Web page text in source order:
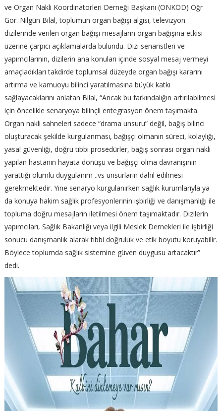
ve Organ Nakli Koordinatörleri Derneği Başkanı (ONKOD) Öğr
Gör. Nilgün Bilal, toplumun organ bağışı algısı, televizyon
dizilerinde verilen organ bağışı mesajların organ bağışına etkisi
üzerine çarpıcı açıklamalarda bulundu. Dizi senaristleri ve
yapımcılarının, dizilerin ana konuları içinde sosyal mesaj vermeyi
amaçladıkları takdirde toplumsal düzeyde organ bağışı kararını
artırma ve kamuoyu bilinci yaratılmasına büyük katkı
sağlayacaklarını anlatan Bilal, “Ancak bu farkındalığın artırılabilmesi
için öncelikle senaryoya bilinçli entegrasyon önem taşımakta.
Organ nakli sahneleri sadece “drama unsuru” değil, bağış bilinci
oluşturacak şekilde kurgulanması, bağışçı olmanın süreci, kolaylığı,
yasal güvenliği, doğru tıbbi prosedürler, bağış sonrası organ nakli
yapılan hastanın hayata dönüşü ve bağışçı olma davranışının
yarattığı olumlu duygulanım ..vs unsurların dahil edilmesi
gerekmektedir. Yine senaryo kurgulanırken sağlık kurumlarıyla ya
da konuya hakim sağlık profesyonlerinin işbirliği ve danışmanlığı ile
topluma doğru mesajların iletilmesi önem taşımaktadır. Dizilerin
yapımcıları, Sağlık Bakanlığı veya ilgili Meslek Dernekleri ile işbirliği
sonucu danışmanlık alarak tıbbi doğruluk ve etik boyutu koruyabilir.
Böylece toplumda sağlık sistemine güven duygusu artacaktır”
dedi.